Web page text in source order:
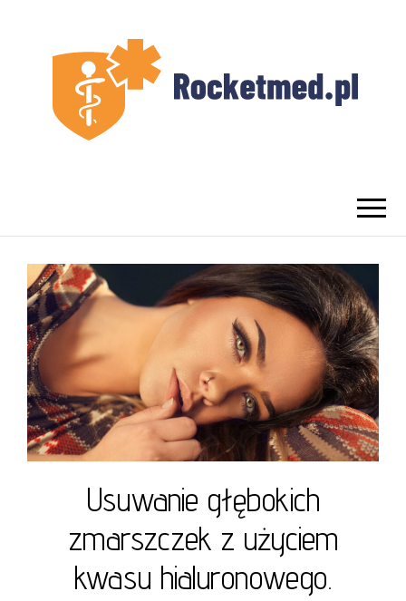
WARSZAWA
Usuwanie głębokich
zmarszczek z użyciem
kwasu hialuronowego.